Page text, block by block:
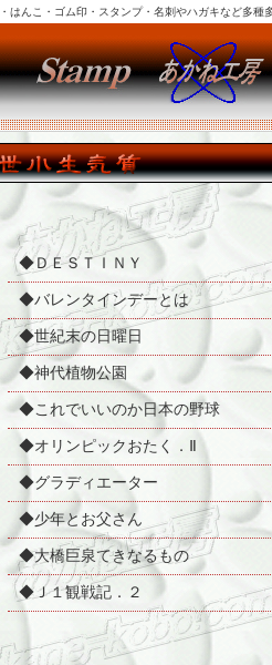
はんこ・ゴム印・スタンプ・名刺やハガキなど多種
◆ＤＥＳＴＩＮＹ
◆バレンタインデーとは
◆世紀末の日曜日
◆神代植物公園
◆これでいいのか日本の野球
◆オリンピックおたく．Ⅱ
◆グラディエーター
◆少年とお父さん
◆大橋巨泉てきなるもの
◆Ｊ１観戦記．２